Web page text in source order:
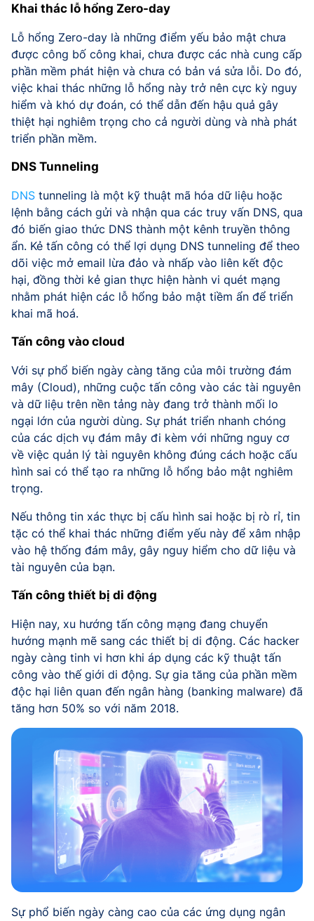
Khai thác lỗ hổng Zero-day
Lỗ hổng Zero-day là những điểm yếu bảo mật chưa
được công bố công khai, chưa được các nhà cung cấp
phần mềm phát hiện và chưa có bản vá sửa lỗi. Do đó,
việc khai thác những lỗ hổng này trở nên cực kỳ nguy
hiểm và khó dự đoán, có thể dẫn đến hậu quả gây
thiệt hại nghiêm trọng cho cả người dùng và nhà phát
triển phần mềm.
DNS Tunneling
DNS tunneling là một kỹ thuật mã hóa dữ liệu hoặc
lệnh bằng cách gửi và nhận qua các truy vấn DNS, qua
đó biến giao thức DNS thành một kênh truyền thông
ẩn. Kẻ tấn công có thể lợi dụng DNS tunneling để theo
dõi việc mở email lừa đảo và nhấp vào liên kết độc
hại, đồng thời kẻ gian thực hiện hành vi quét mạng
nhằm phát hiện các lỗ hổng bảo mật tiềm ẩn để triển
khai mã hoá.
Tấn công vào cloud
Với sự phổ biến ngày càng tăng của môi trường đám
mây (Cloud), những cuộc tấn công vào các tài nguyên
và dữ liệu trên nền tảng này đang trở thành mối lo
ngại lớn của người dùng. Sự phát triển nhanh chóng
của các dịch vụ đám mây đi kèm với những nguy cơ
về việc quản lý tài nguyên không đúng cách hoặc cấu
hình sai có thể tạo ra những lỗ hổng bảo mật nghiêm
trọng.
Nếu thông tin xác thực bị cấu hình sai hoặc bị rò rỉ, tin
tặc có thể khai thác những điểm yếu này để xâm nhập
vào hệ thống đám mây, gây nguy hiểm cho dữ liệu và
tài nguyên của bạn.
Tấn công thiết bị di động
Hiện nay, xu hướng tấn công mạng đang chuyển
hướng mạnh mẽ sang các thiết bị di động. Các hacker
ngày càng tinh vi hơn khi áp dụng các kỹ thuật tấn
công vào thế giới di động. Sự gia tăng của phần mềm
độc hại liên quan đến ngân hàng (banking malware) đã
tăng hơn 50% so với năm 2018.
Sự phổ biến ngày càng cao của các ứng dụng ngân